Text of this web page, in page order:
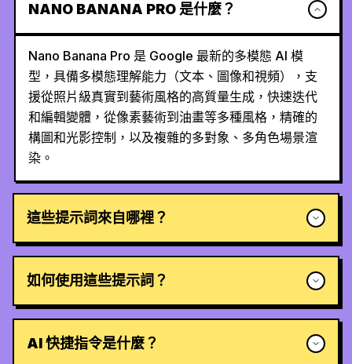
NANO BANANA PRO 是什麼？
Nano Banana Pro 是 Google 最新的多模態 AI 模
型，具備多模態理解能力（文本、圖像和視頻），支
援從照片級真實到藝術風格的高質量生成，快速迭代
和編輯變體，從像素藝術到油畫等多種風格，精確的
構圖和光影控制，以及複雜的多對象、多角色場景渲
染。
這些提示詞來自哪裡？
如何使用這些提示詞？
AI 快捷指令是什麼？